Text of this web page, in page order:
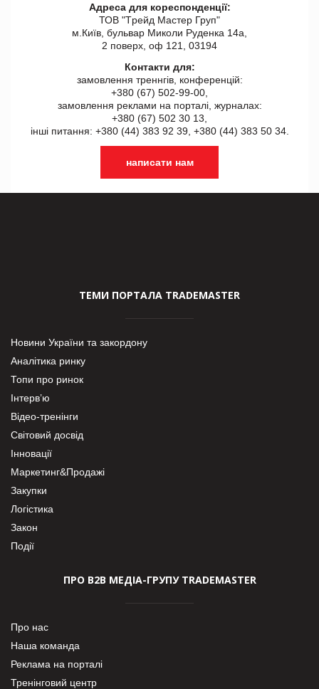
Адреса для кореспонденції:
ТОВ "Tрейд Мастер Груп"
м.Київ, бульвар Миколи Руденка 14а,
2 поверх, оф 121, 03194
Контакти для:
замовлення треннгів, конференцій:
+380 (67) 502-99-00,
замовлення реклами на порталі, журналах:
+380 (67) 502 30 13,
інші питання: +380 (44) 383 92 39, +380 (44) 383 50 34.
написати нам
ТЕМИ ПОРТАЛА TRADEMASTER
Новини України та закордону
Аналітика ринку
Топи про ринок
Інтерв’ю
Відео-тренінги
Світовий досвід
Інновації
Маркетинг&Продажі
Закупки
Логістика
Закон
Події
ПРО В2В МЕДІА-ГРУПУ TRADEMASTER
Про нас
Наша команда
Реклама на порталі
Тренінговий центр